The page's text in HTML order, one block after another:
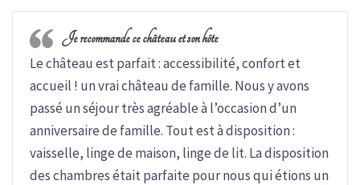
Je recommande ce château et son hôte
Le château est parfait : accessibilité, confort et
accueil ! un vrai château de famille. Nous y avons
passé un séjour très agréable à l’occasion d’un
anniversaire de famille. Tout est à disposition :
vaisselle, linge de maison, linge de lit. La disposition
des chambres était parfaite pour nous qui étions un